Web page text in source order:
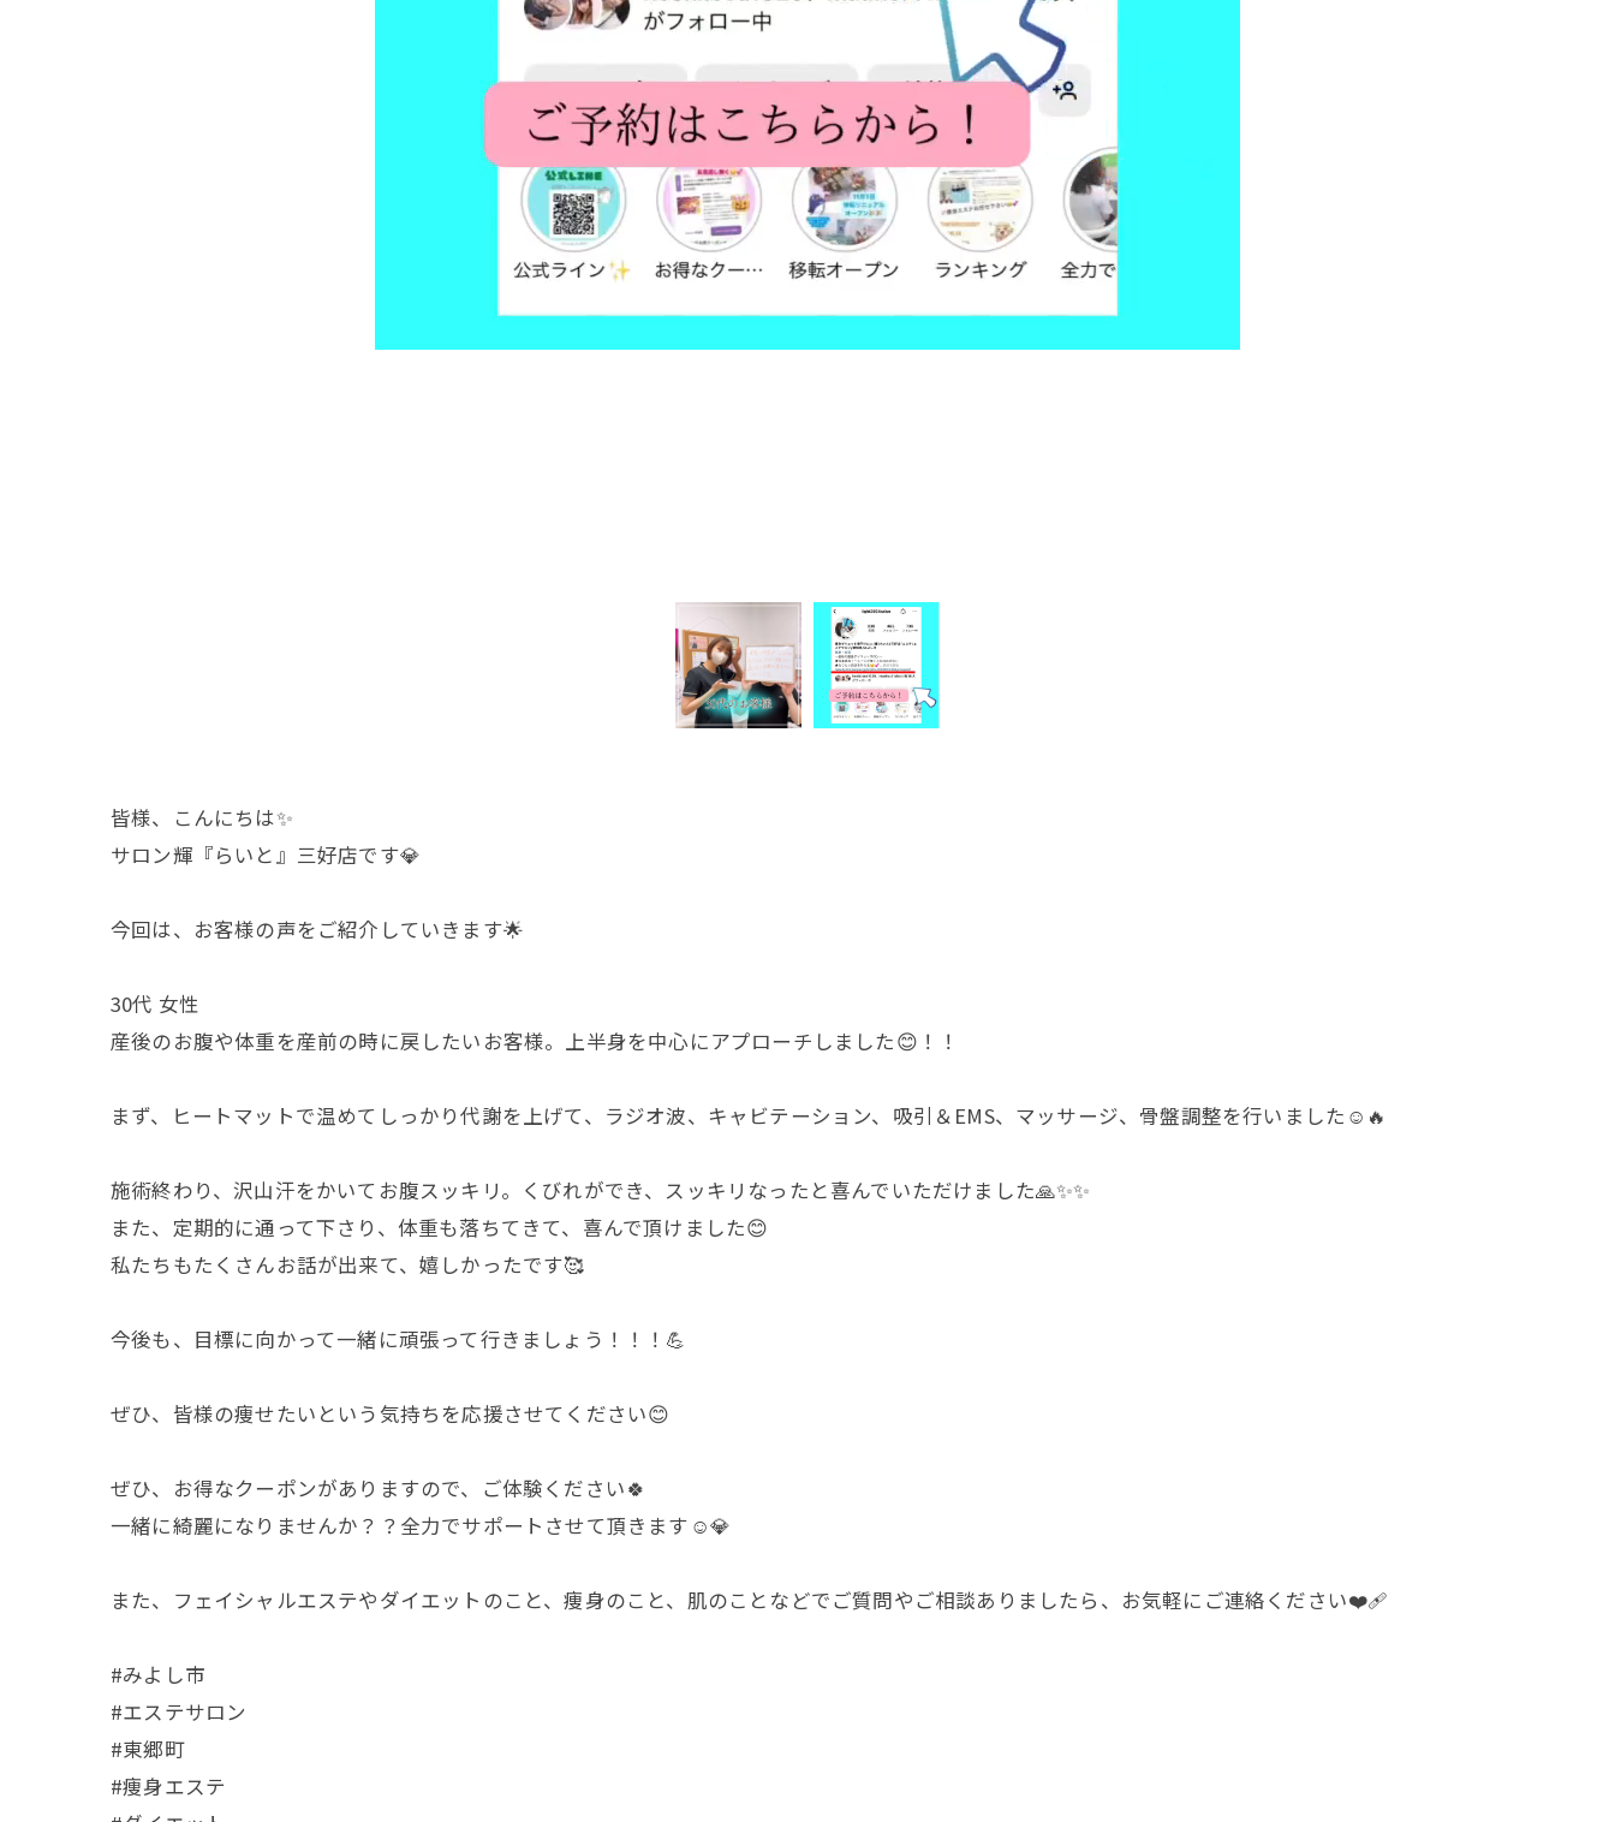
皆様、こんにちは✨
サロン輝『らいと』三好店です💎
今回は、お客様の声をご紹介していきます🌟
30代 女性
産後のお腹や体重を産前の時に戻したいお客様。上半身を中心にアプローチしました😊！！
まず、ヒートマットで温めてしっかり代謝を上げて、ラジオ波、キャビテーション、吸引＆EMS、マッサージ、骨盤調整を行いました☺️🔥
施術終わり、沢山汗をかいてお腹スッキリ。くびれができ、スッキリなったと喜んでいただけました🙏✨✨
また、定期的に通って下さり、体重も落ちてきて、喜んで頂けました😊
私たちもたくさんお話が出来て、嬉しかったです🥰
今後も、目標に向かって一緒に頑張って行きましょう！！！💪
ぜひ、皆様の痩せたいという気持ちを応援させてください😊
ぜひ、お得なクーポンがありますので、ご体験ください🍀
一緒に綺麗になりませんか？？全力でサポートさせて頂きます☺️💎
また、フェイシャルエステやダイエットのこと、痩身のこと、肌のことなどでご質問やご相談ありましたら、お気軽にご連絡ください❤️‍🩹
#みよし市
#エステサロン
#東郷町
#痩身エステ